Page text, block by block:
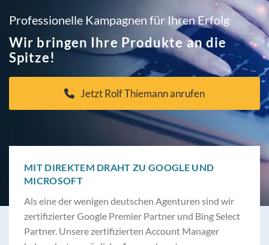
Professionelle Kampagnen für Ihren Erfolg
Wir bringen Ihre Produkte an die
Spitze!
Jetzt Rolf Thiemann anrufen
MIT DIREKTEM DRAHT ZU GOOGLE UND
MICROSOFT
Als eine der wenigen deutschen Agenturen sind wir
zertifizierter Google Premier Partner und Bing Select
Partner. Unsere zertifizierten Account Manager